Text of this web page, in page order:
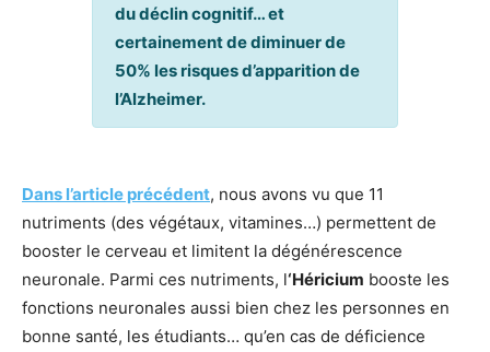
du déclin cognitif… et
certainement de diminuer de
50% les risques d’apparition de
l’Alzheimer.
Dans l’article précédent, nous avons vu que 11
nutriments (des végétaux, vitamines…) permettent de
booster le cerveau et limitent la dégénérescence
neuronale. Parmi ces nutriments, l‘Héricium booste les
fonctions neuronales aussi bien chez les personnes en
bonne santé, les étudiants… qu’en cas de déficience